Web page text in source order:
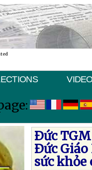
Ðức
Ðức Giáo
sức khỏe